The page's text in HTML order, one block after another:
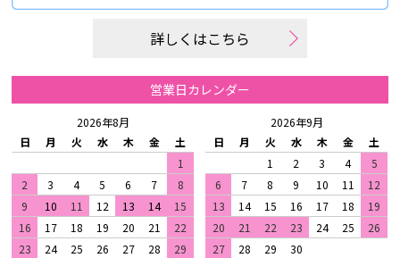
詳しくはこちら
営業日カレンダー
2026年8月
日
月 火 水 木 金
土
1
2
3 4 5 6 7
8
9
10 11 12 13 14
15
16
17 18 19 20 21
22
23
24 25 26 27 28
29
2026年9月
日
月 火 水 木 金
土
1
2 3 4
5
6
7 8 9 10 11
12
13
14 15 16 17 18
19
20
21 22 23 24 25
26
27
28 29 30